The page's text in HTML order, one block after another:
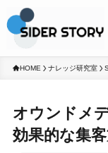
HOME ナレッジ研究室
オウンドメ
効果的な集